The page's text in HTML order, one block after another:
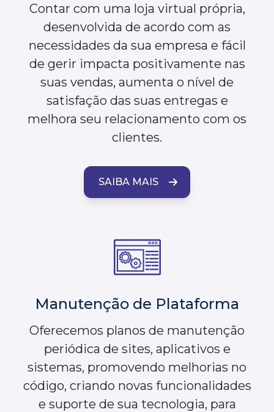
Contar com uma loja virtual própria,
desenvolvida de acordo com as
necessidades da sua empresa e fácil
de gerir impacta positivamente nas
suas vendas, aumenta o nível de
satisfação das suas entregas e
melhora seu relacionamento com os
clientes.
SAIBA MAIS
Manutenção de Plataforma
Oferecemos planos de manutenção
periódica de sites, aplicativos e
sistemas, promovendo melhorias no
código, criando novas funcionalidades
e suporte de sua tecnologia, para